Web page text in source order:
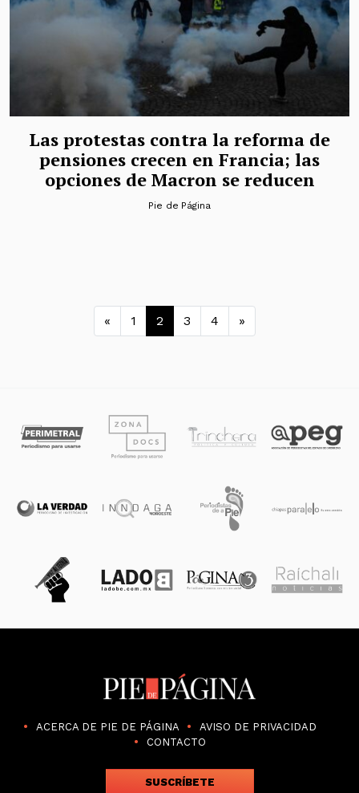
Las protestas contra la reforma de
pensiones crecen en Francia; las
opciones de Macron se reducen
Pie de Página
Navegación de entradas
« 1 2 3 4 »
ACERCA DE PIE DE PÁGINA
AVISO DE PRIVACIDAD
CONTACTO
SUSCRÍBETE